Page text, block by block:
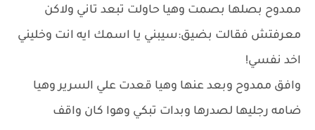
ممدوح بصلها بصمت وهيا حاولت تبعد تاني ولاكن
معرفتش فقالت بضيق:سيبني يا اسمك ايه انت وخليني
اخد نفسي!
وافق ممدوح وبعد عنها وهيا قعدت علي السرير وهيا
ضامه رجليها لصدرها وبدات تبكي وهوا كان واقف